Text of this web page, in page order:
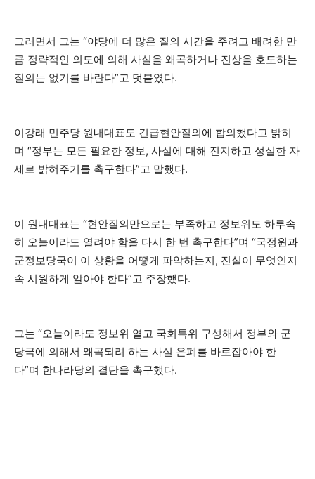
그러면서 그는 “야당에 더 많은 질의 시간을 주려고 배려한 만
큼 정략적인 의도에 의해 사실을 왜곡하거나 진상을 호도하는
질의는 없기를 바란다”고 덧붙였다.
이강래 민주당 원내대표도 긴급현안질의에 합의했다고 밝히
며 “정부는 모든 필요한 정보, 사실에 대해 진지하고 성실한 자
세로 밝혀주기를 촉구한다”고 말했다.
이 원내대표는 “현안질의만으로는 부족하고 정보위도 하루속
히 오늘이라도 열려야 함을 다시 한 번 촉구한다”며 “국정원과
군정보당국이 이 상황을 어떻게 파악하는지, 진실이 무엇인지
속 시원하게 알아야 한다”고 주장했다.
그는 “오늘이라도 정보위 열고 국회특위 구성해서 정부와 군
당국에 의해서 왜곡되려 하는 사실 은폐를 바로잡아야 한
다”며 한나라당의 결단을 촉구했다.